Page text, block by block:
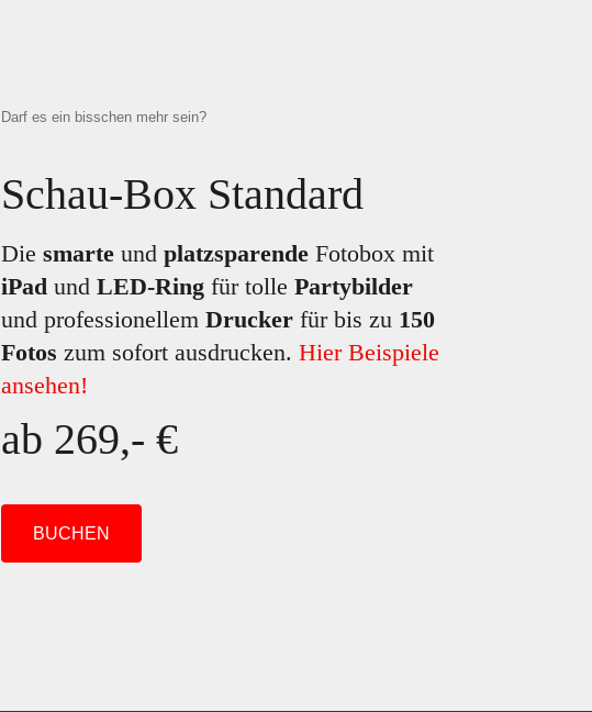
Darf es ein bisschen mehr sein?
Schau-Box Standard
Diesmarte undplatzsparende Fotobox mit
iPad undLED-Ring für tollePartybilder
und professionellemDrucker für bis zu 150
Fotos zum sofort ausdrucken.Hier Beispiele
ansehen!
ab 269,- €
BUCHEN